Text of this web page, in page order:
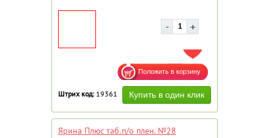
ДОБАВИТЬ В ИЗБРАННОЕ
Штрих код: 19361
Ярина Плюс таб.п/о плен. №28